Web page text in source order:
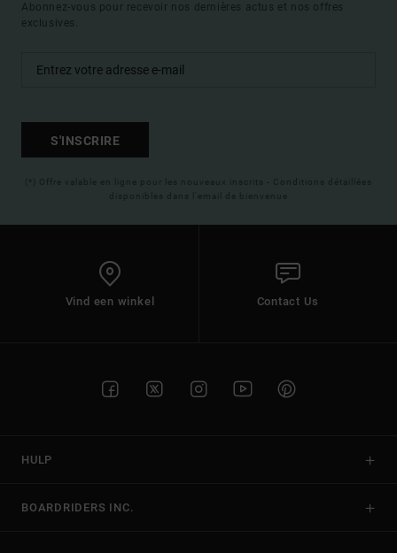
Abonnez-vous pour recevoir nos dernières actus et nos offres
exclusives.
S'INSCRIRE
(*) Offre valable en ligne pour les nouveaux inscrits - Conditions détaillées
disponibles dans l'email de bienvenue
Vind een winkel Contact Us
HULP
BOARDRIDERS INC.